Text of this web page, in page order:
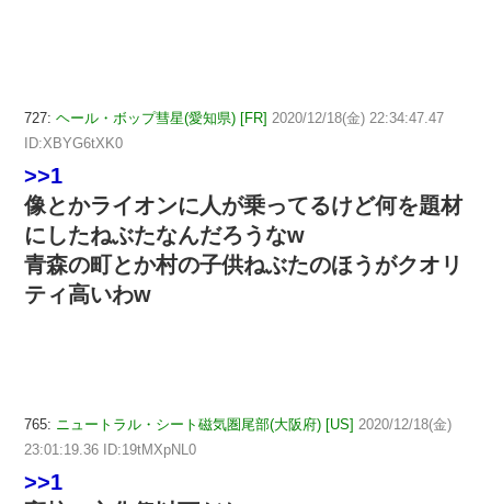
727: ヘール・ボップ彗星(愛知県) [FR] 2020/12/18(金) 22:34:47.47
ID:XBYG6tXK0
>>1
像とかライオンに人が乗ってるけど何を題材
にしたねぶたなんだろうなw
青森の町とか村の子供ねぶたのほうがクオリ
ティ高いわw
765: ニュートラル・シート磁気圏尾部(大阪府) [US] 2020/12/18(金)
23:01:19.36 ID:19tMXpNL0
>>1